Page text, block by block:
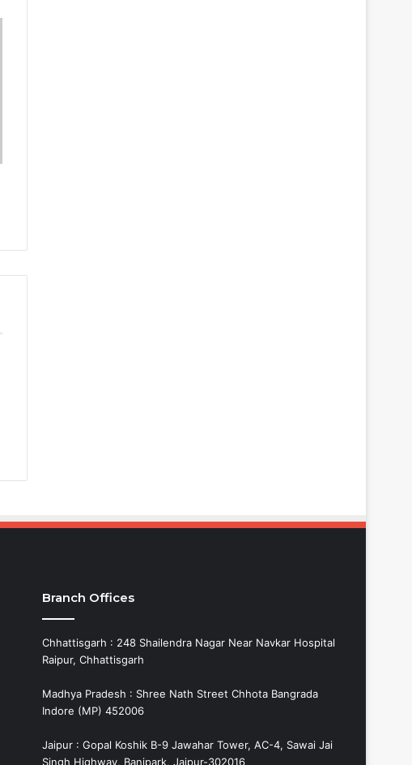
Branch Offices
Chhattisgarh : 248 Shailendra Nagar Near Navkar Hospital
Raipur, Chhattisgarh
Madhya Pradesh : Shree Nath Street Chhota Bangrada
Indore (MP) 452006
Jaipur : Gopal Koshik B-9 Jawahar Tower, AC-4, Sawai Jai
Singh Highway, Banipark, Jaipur-302016